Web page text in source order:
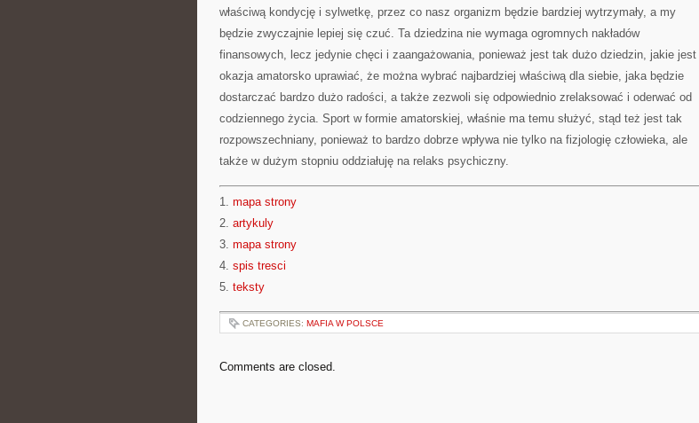
właściwą kondycję i sylwetkę, przez co nasz organizm będzie bardziej wytrzymały, a my
będzie zwyczajnie lepiej się czuć. Ta dziedzina nie wymaga ogromnych nakładów
finansowych, lecz jedynie chęci i zaangażowania, ponieważ jest tak dużo dziedzin, jakie jest
okazja amatorsko uprawiać, że można wybrać najbardziej właściwą dla siebie, jaka będzie
dostarczać bardzo dużo radości, a także zezwoli się odpowiednio zrelaksować i oderwać od
codziennego życia. Sport w formie amatorskiej, właśnie ma temu służyć, stąd też jest tak
rozpowszechniany, ponieważ to bardzo dobrze wpływa nie tylko na fizjologię człowieka, ale
także w dużym stopniu oddziałuję na relaks psychiczny.
1. mapa strony
2. artykuly
3. mapa strony
4. spis tresci
5. teksty
CATEGORIES: MAFIA W POLSCE
Comments are closed.